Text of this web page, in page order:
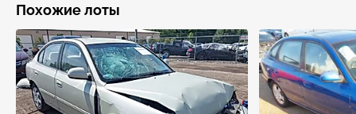
Похожие лоты